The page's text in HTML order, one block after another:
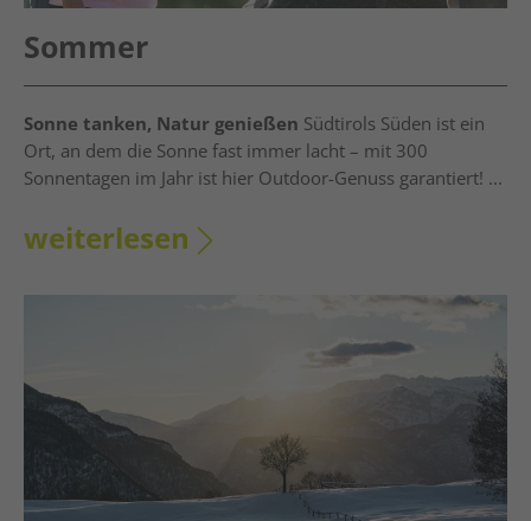
Sommer
Sonne tanken, Natur genießen Südtirols Süden ist ein
Ort, an dem die Sonne fast immer lacht – mit 300
Sonnentagen im Jahr ist hier Outdoor-Genuss garantiert! ...
weiterlesen